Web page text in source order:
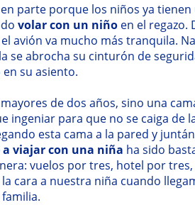
parte porque los niños ya
volar con un niño en el regazo.
avión va mucho más tranquila.
se abrocha su cinturón de
su asiento.
de dos años, sino una
ingeniar para que no se caiga de
esta cama a la pared y
viajar con una niña ha sido
vuelos por tres, hotel por
cara a nuestra niña cuando